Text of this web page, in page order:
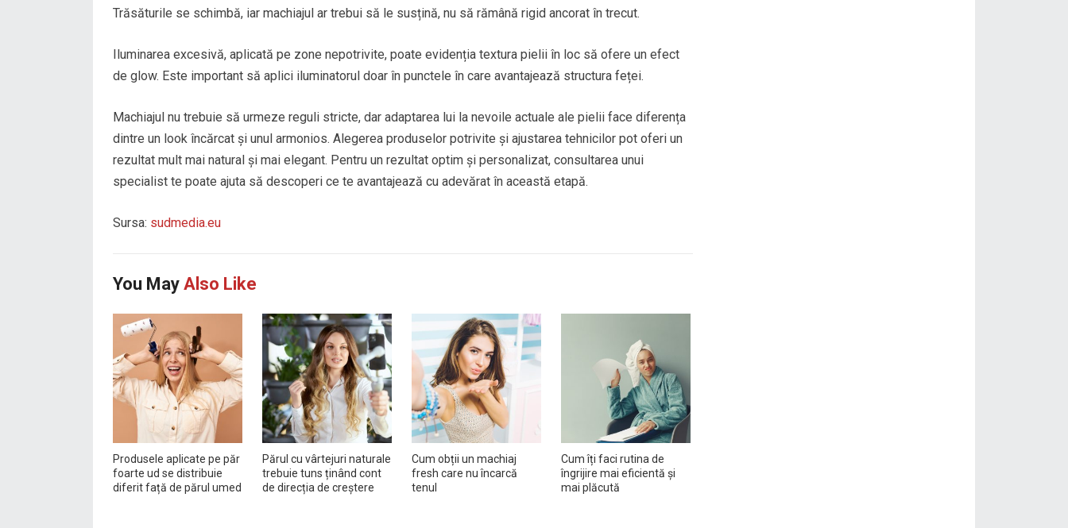
Trăsăturile se schimbă, iar machiajul ar trebui să le susțină, nu să rămână rigid ancorat în trecut.
Iluminarea excesivă, aplicată pe zone nepotrivite, poate evidenția textura pielii în loc să ofere un efect
de glow. Este important să aplici iluminatorul doar în punctele în care avantajează structura feței.
Machiajul nu trebuie să urmeze reguli stricte, dar adaptarea lui la nevoile actuale ale pielii face diferența
dintre un look încărcat și unul armonios. Alegerea produselor potrivite și ajustarea tehnicilor pot oferi un
rezultat mult mai natural și mai elegant. Pentru un rezultat optim și personalizat, consultarea unui
specialist te poate ajuta să descoperi ce te avantajează cu adevărat în această etapă.
Sursa: sudmedia.eu
You May Also Like
Produsele aplicate pe păr
foarte ud se distribuie
diferit față de părul umed
Părul cu vârtejuri naturale
trebuie tuns ținând cont
de direcția de creștere
Cum obții un machiaj
fresh care nu încarcă
tenul
Cum îți faci rutina de
îngrijire mai eficientă și
mai plăcută